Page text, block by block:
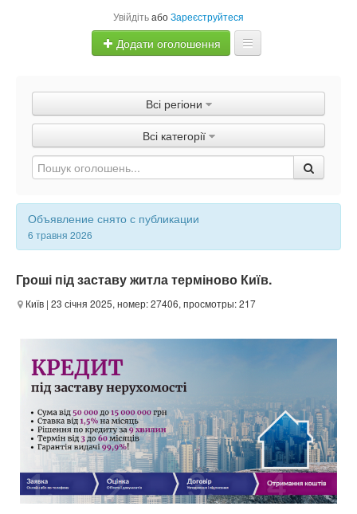
УвійдітьабоЗареєструйтеся
Додати оголошення
Оголошення
Швидка продаж
Всі регіони
Всі категорії
Объявление снято с публикации
6 травня 2026
Гроші під заставу житла терміново Київ.
Київ | 23 січня 2025, номер: 27406, просмотры: 217